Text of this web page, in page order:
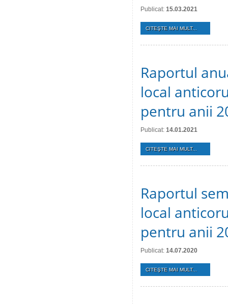
Publicat: 15.03.2021
CITEŞTE MAI MULT...
Raportul
local
pentru anii
Publicat: 14.01.2021
CITEŞTE MAI MULT...
Raportul
local
pentru anii
Publicat: 14.07.2020
CITEŞTE MAI MULT...